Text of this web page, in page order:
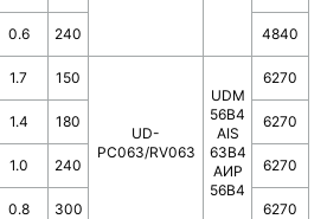
0.6 240 4840
1.7 150
UD-
PC063/RV063
UDM
56B4
AIS
63B4
АИР
56В4
6270
1.4 180 6270
1.0 240 6270
0.8 300 6270